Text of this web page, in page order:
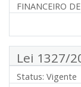
FINANCEIRO
Lei 1327/
Status: Vigente